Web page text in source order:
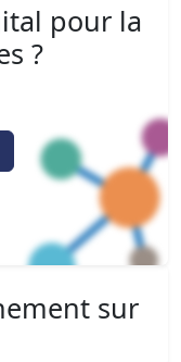
pour la
?
sur